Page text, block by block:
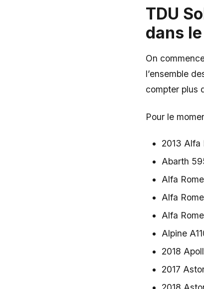
TDU
dans
On
l’ensemble
compter plus
Pour le
2013 Alfa
Abarth
Alfa
Alfa
Alfa
Alpine
2018
2017